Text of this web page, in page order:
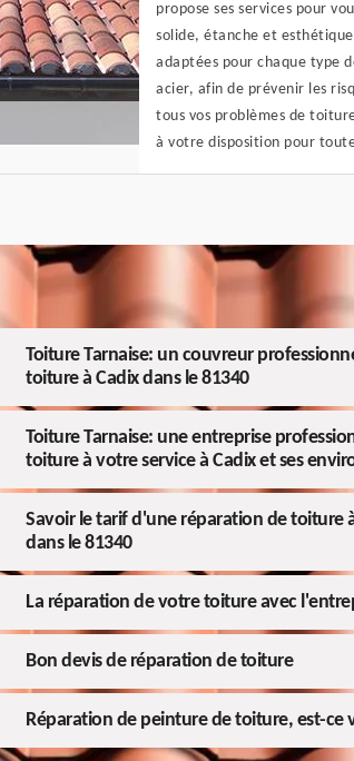
propose ses services pour
solide, étanche et
adaptées pour chaque type
acier, afin de prévenir les
tous vos problèmes de
à votre disposition pour
Toiture Tarnaise: un couvreur
toiture à Cadix dans le 81340
Toiture Tarnaise: une entreprise
toiture à votre service à Cadix et ses
Savoir le tarif d'une réparation de toiture
dans le 81340
La réparation de votre toiture avec
Bon devis de réparation de toiture
Réparation de peinture de toiture, est-ce